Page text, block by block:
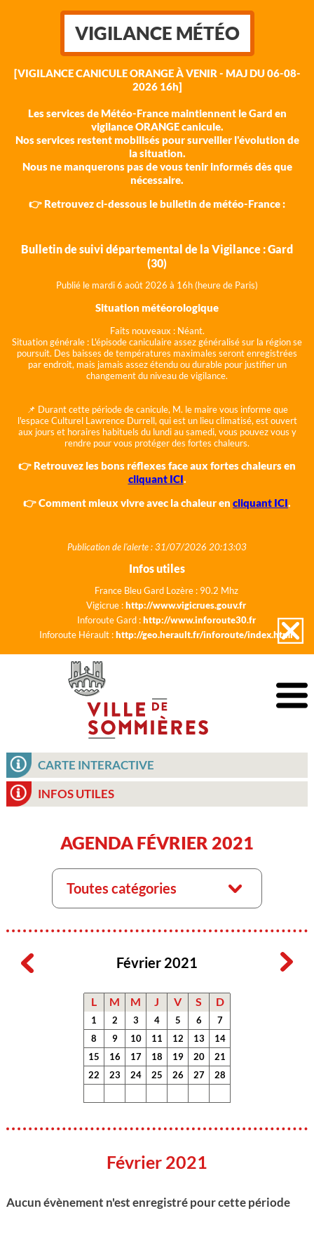
VIGILANCE MÉTÉO
[VIGILANCE CANICULE ORANGE À VENIR - MAJ DU 06-08-
2026 16h]
Les services de Météo-France maintiennent le Gard en
vigilance ORANGE canicule.
Nos services restent mobilisés pour surveiller l'évolution de
la situation.
Nous ne manquerons pas de vous tenir informés dès que
nécessaire.
👉 Retrouvez ci-dessous le bulletin de météo-France :
Bulletin de suivi départemental de la Vigilance : Gard
(30)
Publié le mardi 6 août 2026 à 16h (heure de Paris)
Situation météorologique
Faits nouveaux : Néant.
Situation générale : L'épisode caniculaire assez généralisé sur la région se
poursuit. Des baisses de températures maximales seront enregistrées
par endroit, mais jamais assez étendu ou durable pour justifier un
changement du niveau de vigilance.
📌 Durant cette période de canicule, M. le maire vous informe que
l'espace Culturel Lawrence Durrell, qui est un lieu climatisé, est ouvert
aux jours et horaires habituels du lundi au samedi, vous pouvez vous y
rendre pour vous protéger des fortes chaleurs.
👉 Retrouvez les bons réflexes face aux fortes chaleurs en
cliquant ICI.
👉 Comment mieux vivre avec la chaleur en cliquant ICI.
Publication de l'alerte : 31/07/2026 20:13:03
Infos utiles
France Bleu Gard Lozère : 90.2 Mhz
Vigicrue :http://www.vigicrues.gouv.fr
Inforoute Gard :http://www.inforoute30.fr
Inforoute Hérault :http://geo.herault.fr/inforoute/index.html
CARTE INTERACTIVE
INFOS UTILES
AGENDA FÉVRIER 2021
Toutes catégories
Février 2021
L M M J V S D
1 2 3 4 5 6
7
8
9 10 11 12 13
14
15
16 17 18 19 20
21
22
23 24 25 26 27 28
Février 2021
Aucun évènement n'est enregistré pour cette période